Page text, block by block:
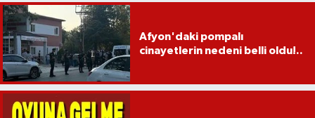
Afyon'daki pompalı
cinayetlerin nedeni belli oldu!..